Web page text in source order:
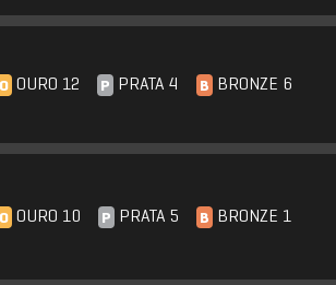
O OURO 12 P PRATA 4 B BRONZE 6
O OURO 10 P PRATA 5 B BRONZE 1